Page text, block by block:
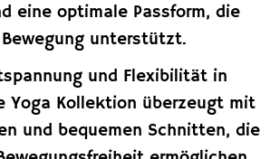
eine optimale Passform, die
unterstützt.
und Flexibilität in
Yoga Kollektion überzeugt mit
und bequemen Schnitten, die